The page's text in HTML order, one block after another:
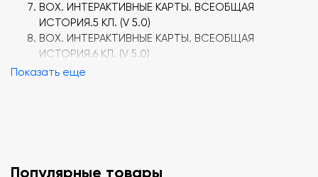
BOX. ИНТЕРАКТИВНЫЕ КАРТЫ. ВСЕОБЩАЯ
ИСТОРИЯ.5 КЛ. (V 5.0)
BOX. ИНТЕРАКТИВНЫЕ КАРТЫ. ВСЕОБЩАЯ
ИСТОРИЯ.6 КЛ. (V 5.0)
BOX. ИНТЕРАКТИВНЫЕ КАРТЫ. ВСЕОБЩАЯ
Показать еще
Популярные товары